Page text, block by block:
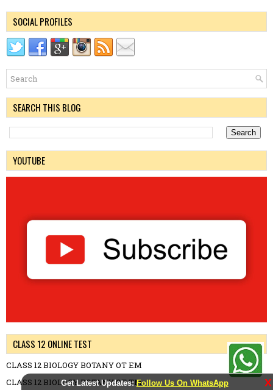
Get Latest Updates:Follow Us On WhatsApp X
SOCIAL PROFILES
SEARCH THIS BLOG
YOUTUBE
CLASS 12 ONLINE TEST
CLASS 12 BIOLOGY BOTANY OT EM
CLASS 12 BIOLOGY BOTANY OT TM